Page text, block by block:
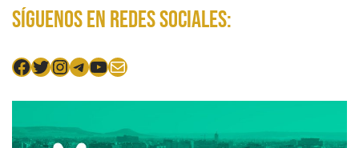
e
t
a
d
Síguenos en redes sociales:
Facebook
Twitter
Instagram
Telegram
YouTube
Mail